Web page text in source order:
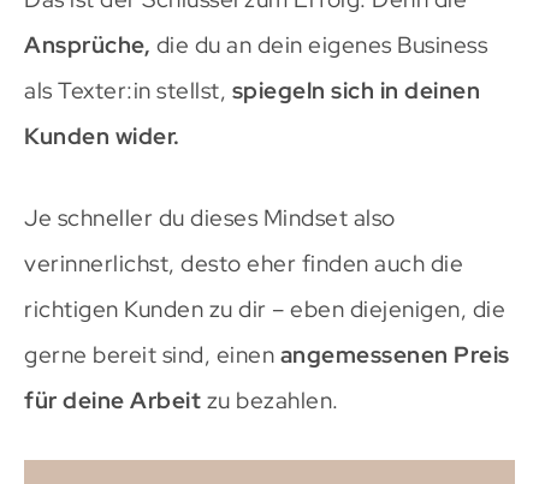
Ansprüche, die du an dein eigenes Business
als Texter:in stellst, spiegeln sich in deinen
Kunden wider.
Je schneller du dieses Mindset also
verinnerlichst, desto eher finden auch die
richtigen Kunden zu dir – eben diejenigen, die
gerne bereit sind, einen angemessenen Preis
für deine Arbeit zu bezahlen.